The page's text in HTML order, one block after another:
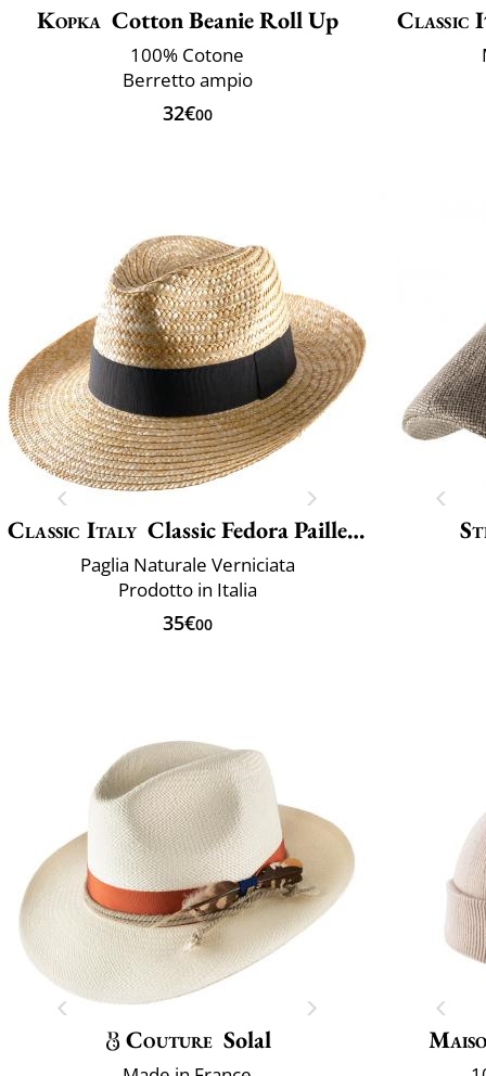
Kopka Cotton Beanie Roll Up
100% Cotone
Berretto ampio
32€00
Classic
Classic Italy Classic Fedora Paille Large
Paglia Naturale Verniciata
Prodotto in Italia
35€00
Couture Solal